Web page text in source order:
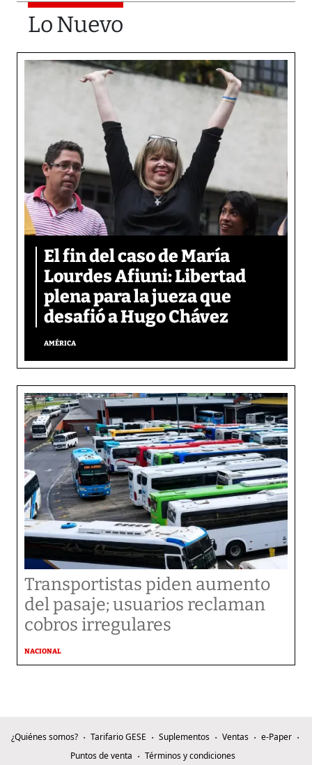
Lo Nuevo
El fin del caso de María
Lourdes Afiuni: Libertad
plena para la jueza que
desafió a Hugo Chávez
AMÉRICA
Transportistas piden aumento
del pasaje; usuarios reclaman
cobros irregulares
NACIONAL
¿Quiénes somos? Tarifario GESE Suplementos Ventas
e-Paper
Puntos de venta
Términos y condiciones